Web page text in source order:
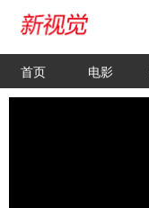
首页 电影